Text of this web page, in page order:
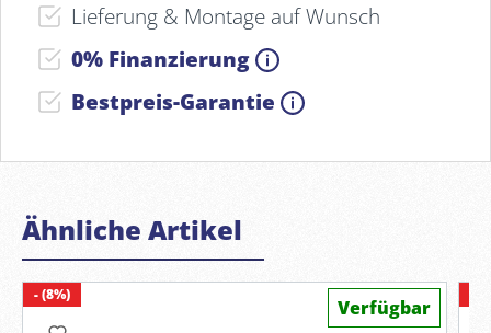
Lieferung & Montage auf Wunsch
0% Finanzierung
Bestpreis-Garantie
Ähnliche Artikel
- (8%)
Verfügbar